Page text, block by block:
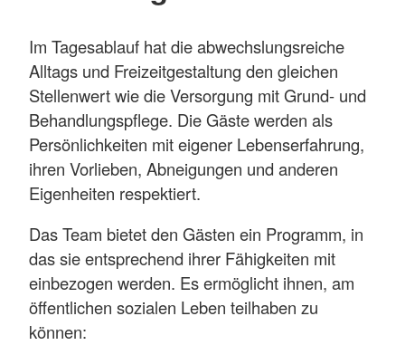
Im Tagesablauf hat die abwechslungsreiche
Alltags und Freizeitgestaltung den gleichen
Stellenwert wie die Versorgung mit Grund- und
Behandlungspflege. Die Gäste werden als
Persönlichkeiten mit eigener Lebenserfahrung,
ihren Vorlieben, Abneigungen und anderen
Eigenheiten respektiert.
Das Team bietet den Gästen ein Programm, in
das sie entsprechend ihrer Fähigkeiten mit
einbezogen werden. Es ermöglicht ihnen, am
öffentlichen sozialen Leben teilhaben zu
können: